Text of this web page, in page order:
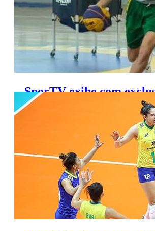
SporTV exibe com
o Pré-Olímpico de